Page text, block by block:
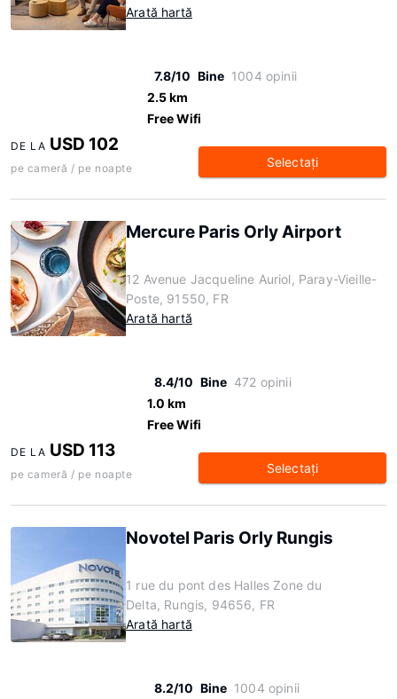
Arată hartă
7.8/10 Bine 1004 opinii
2.5 km
Free Wifi
DE LA USD 102
pe cameră / pe noapte Selectaţi
Mercure Paris Orly Airport
12 Avenue Jacqueline Auriol, Paray-Vieille-
Poste, 91550, FR
Arată hartă
8.4/10 Bine 472 opinii
1.0 km
Free Wifi
DE LA USD 113
pe cameră / pe noapte Selectaţi
Novotel Paris Orly Rungis
1 rue du pont des Halles Zone du
Delta, Rungis, 94656, FR
Arată hartă
8.2/10 Bine 1004 opinii